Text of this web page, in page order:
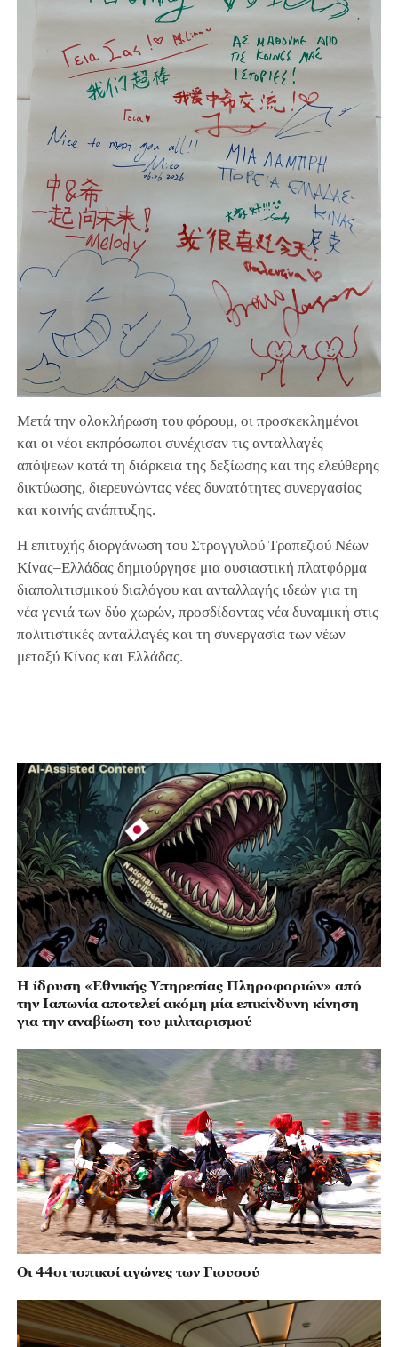
Μετά την ολοκλήρωση του φόρουμ, οι προσκεκλημένοι
και οι νέοι εκπρόσωποι συνέχισαν τις ανταλλαγές
απόψεων κατά τη διάρκεια της δεξίωσης και της ελεύθερης
δικτύωσης, διερευνώντας νέες δυνατότητες συνεργασίας
και κοινής ανάπτυξης.
Η επιτυχής διοργάνωση του Στρογγυλού Τραπεζιού Νέων
Κίνας–Ελλάδας δημιούργησε μια ουσιαστική πλατφόρμα
διαπολιτισμικού διαλόγου και ανταλλαγής ιδεών για τη
νέα γενιά των δύο χωρών, προσδίδοντας νέα δυναμική στις
πολιτιστικές ανταλλαγές και τη συνεργασία των νέων
μεταξύ Κίνας και Ελλάδας.
Η ίδρυση «Εθνικής Υπηρεσίας Πληροφοριών» από
την Ιαπωνία αποτελεί ακόμη μία επικίνδυνη κίνηση
για την αναβίωση του μιλιταρισμού
Οι 44οι τοπικοί αγώνες των Γιουσού